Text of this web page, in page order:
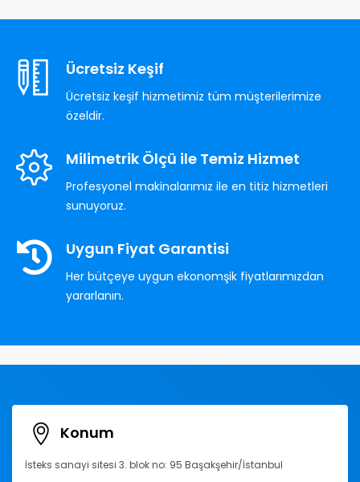
Ücretsiz Keşif
Ücretsiz keşif hizmetimiz tüm müşterilerimize
özeldir.
Milimetrik Ölçü ile Temiz Hizmet
Profesyonel makinalarımız ile en titiz hizmetleri
sunuyoruz.
Uygun Fiyat Garantisi
Her bütçeye uygun ekonomşik fiyatlarımızdan
yararlanın.
Konum
İsteks sanayi sitesi 3. blok no: 95 Başakşehir/İstanbul